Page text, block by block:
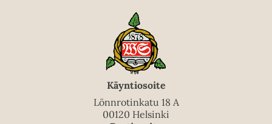
Käyntiosoite
Lönnrotinkatu 18 A
00120 Helsinki